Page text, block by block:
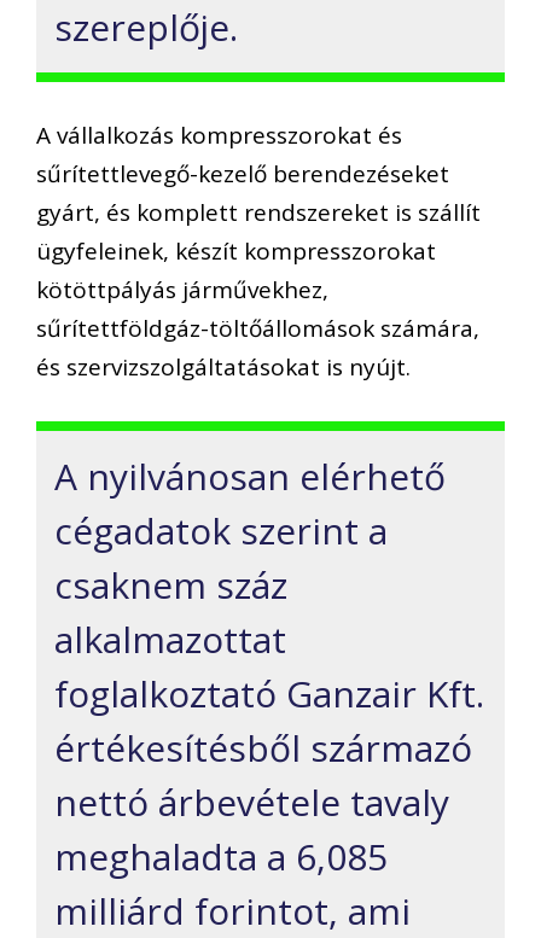
szereplője.
A vállalkozás kompresszorokat és
sűrítettlevegő-kezelő berendezéseket
gyárt, és komplett rendszereket is szállít
ügyfeleinek, készít kompresszorokat
kötöttpályás járművekhez,
sűrítettföldgáz-töltőállomások számára,
és szervizszolgáltatásokat is nyújt.
A nyilvánosan elérhető
cégadatok szerint a
csaknem száz
alkalmazottat
foglalkoztató Ganzair Kft.
értékesítésből származó
nettó árbevétele tavaly
meghaladta a 6,085
milliárd forintot, ami